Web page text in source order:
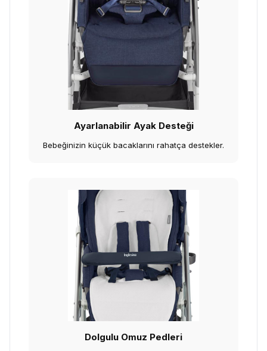
Ayarlanabilir Ayak Desteği
Bebeğinizin küçük bacaklarını rahatça destekler.
Dolgulu Omuz Pedleri